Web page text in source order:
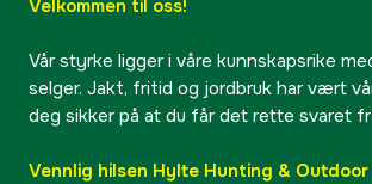
Velkommen til oss!
Vår styrke ligger i våre kunnskapsrike
selger. Jakt, fritid og jordbruk har vært
deg sikker på at du får det rette svaret
Vennlig hilsen Hylte Hunting & Outdoor